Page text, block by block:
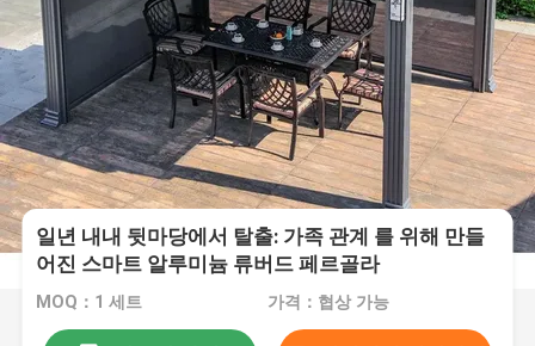
일년 내내 뒷마당에서 탈출: 가족 관계 를 위해 만들
어진 스마트 알루미늄 류버드 페르골라
MOQ：1 세트 가격：협상 가능